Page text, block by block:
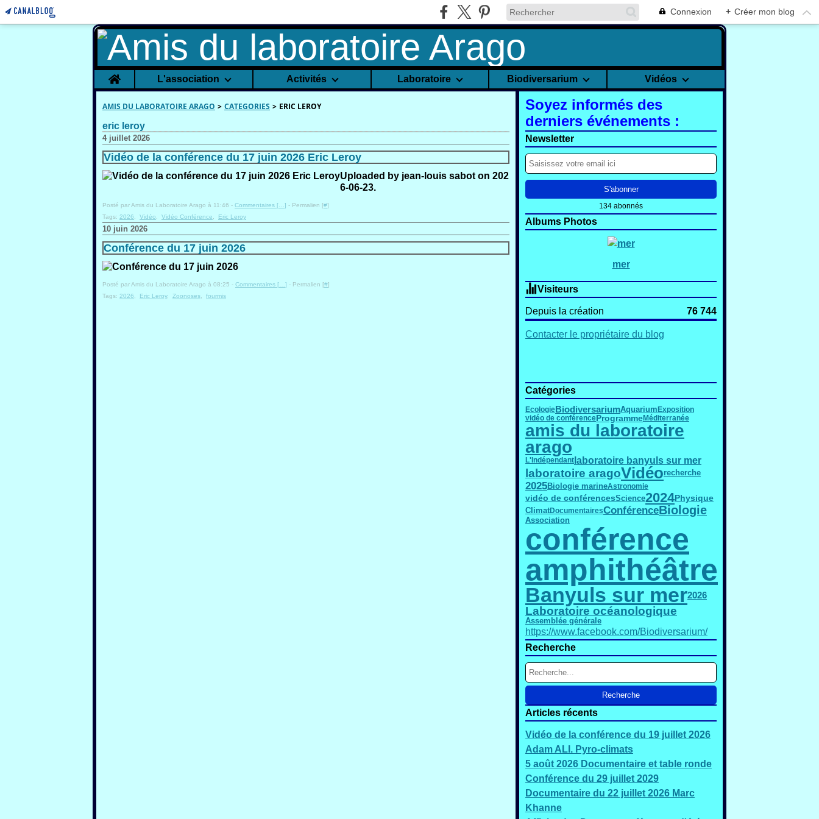
Connexion + Créer mon blog
Home L'association Activités Laboratoire Biodiversarium Vidéos
AMIS DU LABORATOIRE ARAGO > CATEGORIES > ERIC LEROY
eric leroy
4 juillet 2026
Vidéo de la conférence du 17 juin 2026 Eric Leroy
Uploaded by jean-louis sabot on 202
6-06-23.
Posté par Amis du Laboratoire Arago à 11:46 - Commentaires [ ] - Permalien [#]
Tags: 2026 Vidéo Vidéo Conférence Eric Leroy
10 juin 2026
Conférence du 17 juin 2026
Posté par Amis du Laboratoire Arago à 08:25 - Commentaires [ ] - Permalien [#]
Tags: 2026 Eric Leroy, Zoonoses fourmis
Soyez informés des
derniers événements :
Newsletter
134 abonnés
Albums Photos
mer
Visiteurs
Depuis la création 76 744
Contacter le propriétaire du blog
Catégories
Ecologie BiodiversariumAquarium Exposition
vidéo de conférenceProgrammeMéditerranée
amis du laboratoire
arago
L'Indépendantlaboratoire banyuls sur mer
laboratoire aragoVidéorecherche
2025Biologie marineAstronomie
vidéo de conférencesScience2024Physique
ClimatDocumentairesConférenceBiologie
Association
conférence
amphithéâtre
Banyuls sur mer2026
Laboratoire océanologique
Assemblée générale
https://www.facebook.com/Biodiversarium/
Recherche
Articles récents
Vidéo de la conférence du 19 juillet 2026
Adam ALI. Pyro-climats
5 août 2026 Documentaire et table ronde
Conférence du 29 juillet 2029
Documentaire du 22 juillet 2026 Marc
Khanne